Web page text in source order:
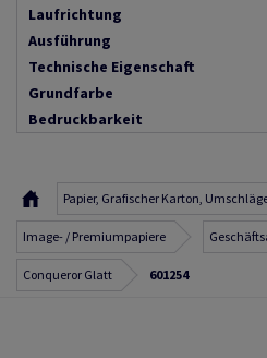
Laufrichtung
Ausführung
Technische Eigenschaft
Grundfarbe
Bedruckbarkeit
Papier, Grafischer Karton,
Image- / Premiumpapiere
Conqueror Glatt 601254